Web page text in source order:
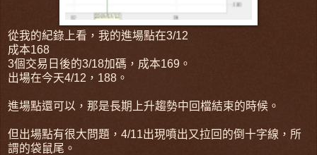
從我的紀錄上看，我的進場點在3/12
成本168
3個交易日後的3/18加碼，成本169。
出場在今天4/12，188。
進場點還可以，那是長期上升趨勢中回檔結束的時候。
但出場點有很大問題，4/11出現噴出又拉回的倒十字線，所
謂的袋鼠尾。